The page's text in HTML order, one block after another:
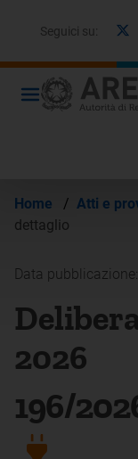
Seguici su:
Home / Atti e
dettaglio
Data
2026
196/